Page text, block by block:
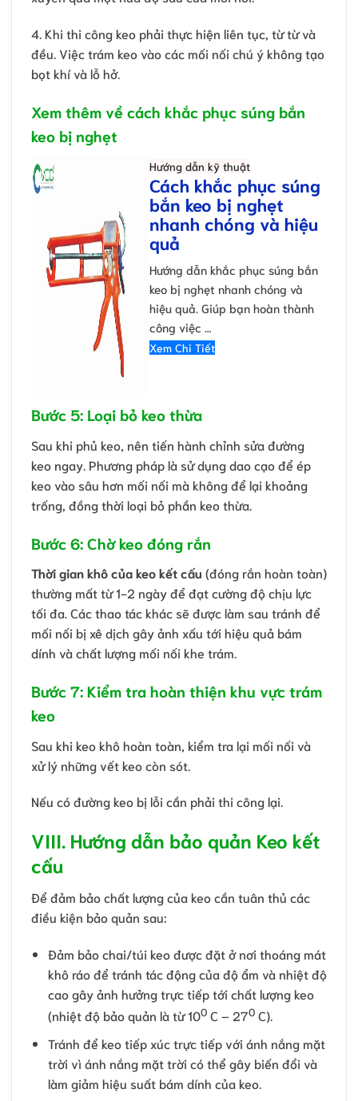
4. Khi thi công keo phải thực hiện liên tục, từ từ và
đều. Việc trám keo vào các mối nối chú ý không tạo
bọt khí và lỗ hở.
Xem thêm về cách khắc phục súng bắn
keo bị nghẹt
Hướng dẫn kỹ thuật
Cách khắc phục súng
bắn keo bị nghẹt
nhanh chóng và hiệu
quả
Hướng dẫn khắc phục súng bắn
keo bị nghẹt nhanh chóng và
hiệu quả. Giúp bạn hoàn thành
công việc …
Xem Chi Tiết
Bước 5: Loại bỏ keo thừa
Sau khi phủ keo, nên tiến hành chỉnh sửa đường
keo ngay. Phương pháp là sử dụng dao cạo để ép
keo vào sâu hơn mối nối mà không để lại khoảng
trống, đồng thời loại bỏ phần keo thừa.
Bước 6: Chờ keo đóng rắn
Thời gian khô của keo kết cấu (đóng rắn hoàn toàn)
thường mất từ 1-2 ngày để đạt cường độ chịu lực
tối đa. Các thao tác khác sẽ được làm sau tránh để
mối nối bị xê dịch gây ảnh xấu tới hiệu quả bám
dính và chất lượng mối nối khe trám.
Bước 7: Kiểm tra hoàn thiện khu vực trám
keo
Sau khi keo khô hoàn toàn, kiểm tra lại mối nối và
xử lý những vết keo còn sót.
Nếu có đường keo bị lỗi cần phải thi công lại.
VIII. Hướng dẫn bảo quản Keo kết
cấu
Để đảm bảo chất lượng của keo cần tuân thủ các
điều kiện bảo quản sau:
Đảm bảo chai/túi keo được đặt ở nơi thoáng mát
khô ráo để tránh tác động của độ ẩm và nhiệt độ
cao gây ảnh hưởng trực tiếp tới chất lượng keo
(nhiệt độ bảo quản là từ 100C – 270C).
Tránh để keo tiếp xúc trực tiếp với ánh nắng mặt
trời vì ánh nắng mặt trời có thể gây biến đổi và
làm giảm hiệu suất bám dính của keo.